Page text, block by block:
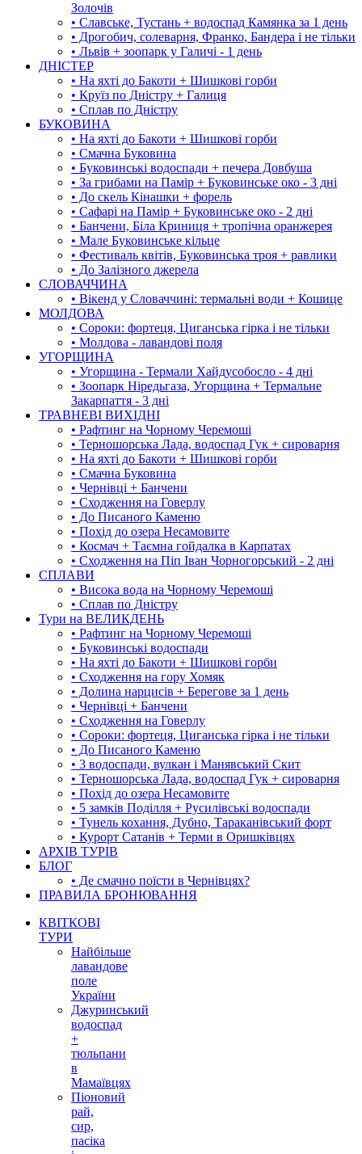
Золочів
• Славське, Тустань + водоспад Камянка за 1 день
• Дрогобич, солеварня, Франко, Бандера і не тільки
• Львів + зоопарк у Галичі - 1 день
ДНІСТЕР
• На яхті до Бакоти + Шишкові горби
• Круїз по Дністру + Галиця
• Сплав по Дністру
БУКОВИНА
• На яхті до Бакоти + Шишкові горби
• Смачна Буковина
• Буковинські водоспади + печера Довбуша
• За грибами на Памір + Буковинське око - 3 дні
• До скель Кінашки + форель
• Сафарі на Памір + Буковинське око - 2 дні
• Банчени, Біла Криниця + тропічна оранжерея
• Мале Буковинське кільце
• Фестиваль квітів, Буковинська троя + равлики
• До Залізного джерела
СЛОВАЧЧИНА
• Вікенд у Словаччині: термальні води + Кошице
МОЛДОВА
• Сороки: фортеця, Циганська гірка і не тільки
• Молдова - лавандові поля
УГОРЩИНА
• Угорщина - Термали Хайдусобосло - 4 дні
• Зоопарк Ніредьгаза, Угорщина + Термальне
Закарпаття - 3 дні
ТРАВНЕВІ ВИХІДНІ
• Рафтинг на Чорному Черемоші
• Терношорська Лада, водоспад Гук + сироварня
• На яхті до Бакоти + Шишкові горби
• Смачна Буковина
• Чернівці + Банчени
• Сходження на Говерлу
• До Писаного Каменю
• Похід до озера Несамовите
• Космач + Таємна гойдалка в Карпатах
• Сходження на Піп Іван Чорногорський - 2 дні
СПЛАВИ
• Висока вода на Чорному Черемоші
• Сплав по Дністру
Тури на ВЕЛИКДЕНЬ
• Рафтинг на Чорному Черемоші
• Буковинські водоспади
• На яхті до Бакоти + Шишкові горби
• Сходження на гору Хомяк
• Долина нарцисів + Берегове за 1 день
• Чернівці + Банчени
• Сходження на Говерлу
• Сороки: фортеця, Циганська гірка і не тільки
• До Писаного Каменю
• 3 водоспади, вулкан і Манявський Скит
• Терношорська Лада, водоспад Гук + сироварня
• Похід до озера Несамовите
• 5 замків Поділля + Русилівські водоспади
• Тунель кохання, Дубно, Тараканівський форт
• Курорт Сатанів + Терми в Оришківцях
АРХІВ ТУРІВ
БЛОГ
• Де смачно поїсти в Чернівцях?
ПРАВИЛА БРОНЮВАННЯ
КВІТКОВІ
ТУРИ
Найбільше
лавандове
поле
України
Джуринський
водоспад
+
тюльпани
в
Мамаївцях
Піоновий
рай,
сир,
пасіка